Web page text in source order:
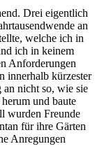
Drei eigentlich
an
welche ich in
ich in keinem
Anforderungen
innerhalb kürzester
nicht so, wie sie
und baute
wurden Freunde
für ihre Gärten
Anregungen